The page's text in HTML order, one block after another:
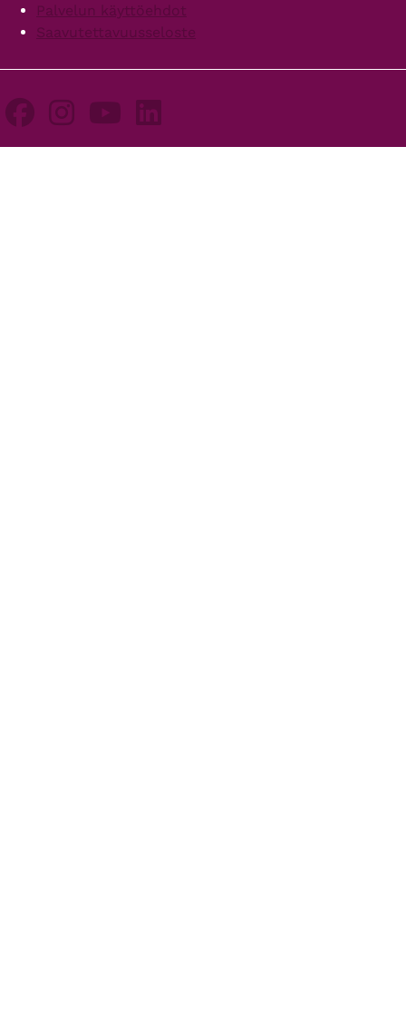
Palvelun käyttöehdot
Saavutettavuusseloste